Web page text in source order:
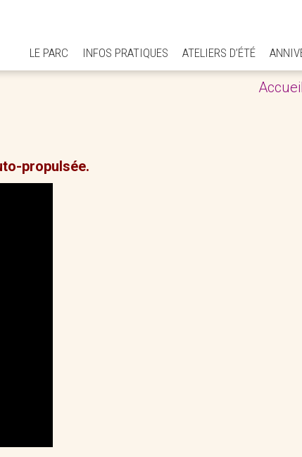
LE PARC INFOS PRATIQUES ATELIERS D’ÉTÉ
Accueil
propulsée.